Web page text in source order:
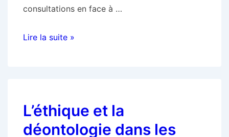
consultations en face à …
Le
les
consultations
Lire la suite »
L’éthique et la
déontologie dans les